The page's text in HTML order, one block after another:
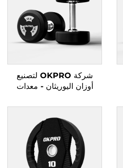
شركة OKPRO لتصنيع
أوزان اليوريثان - معدات
OEM/ODM